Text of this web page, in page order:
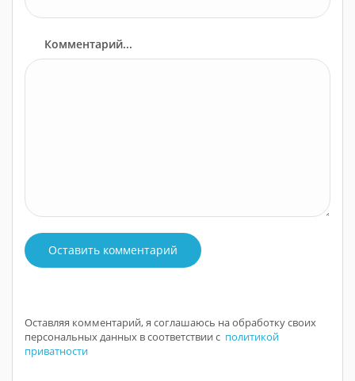
Комментарий...
Оставить комментарий
Оставляя комментарий, я соглашаюсь на обработку своих
персональных данных в соответствии с политикой
приватности